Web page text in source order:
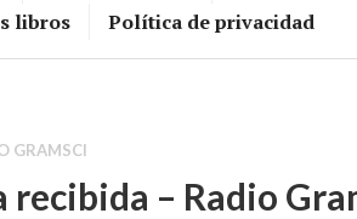
libros
Política de privacidad
GRAMSCI
recibida – Radio